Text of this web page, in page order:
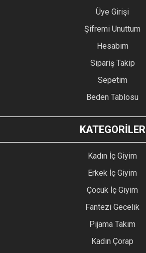
Üye Girişi
Şifremi Unuttum
Hesabım
Sipariş Takip
Sepetim
Beden Tablosu
KATEGORİLER
Kadın İç Giyim
Erkek İç Giyim
Çocuk İç Giyim
Fantezi Gecelik
Pijama Takım
Kadın Çorap